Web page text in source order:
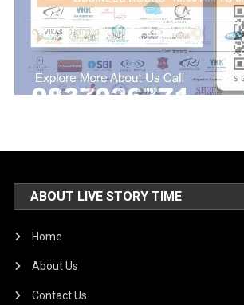
ABOUT LIVE STORY TIME
Home
About Us
Contact Us